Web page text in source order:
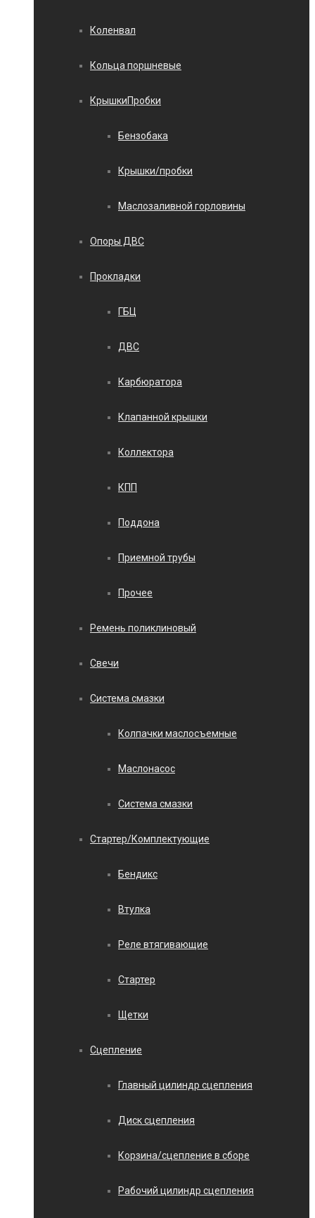
Коленвал
Кольца поршневые
КрышкиПробки
Бензобака
Крышки/пробки
Маслозаливной горловины
Опоры ДВС
Прокладки
ГБЦ
ДВС
Карбюратора
Клапанной крышки
Коллектора
КПП
Поддона
Приемной трубы
Прочее
Ремень поликлиновый
Свечи
Система смазки
Колпачки маслосъемные
Маслонасос
Система смазки
Стартер/Комплектующие
Бендикс
Втулка
Реле втягивающие
Стартер
Щетки
Сцепление
Главный цилиндр сцепления
Диск сцепления
Корзина/сцепление в сборе
Рабочий цилиндр сцепления